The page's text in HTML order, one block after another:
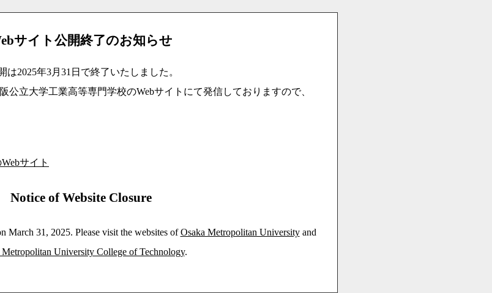
サイト公開終了のお知らせ
2025年3月31日で終了いたしました。
公立大学工業高等専門学校のWebサイトにて発信しておりますので、
サイト
Notice of Website Closure
March 31, 2025. Please visit the websites ofOsaka Metropolitan Universityand
Metropolitan University College of Technology.